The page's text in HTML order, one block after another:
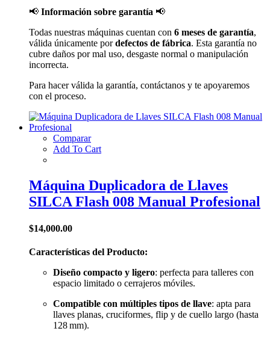
📢 Información sobre garantía 📢
Todas nuestras máquinas cuentan con 6 meses de garantía,
válida únicamente pordefectos de fábrica. Esta garantía no
cubre daños por mal uso, desgaste normal o manipulación
incorrecta.
Para hacer válida la garantía, contáctanos y te apoyaremos
con el proceso.
Comparar
Add To Cart
Máquina Duplicadora de Llaves
SILCA Flash 008 Manual Profesional
$14,000.00
Características del Producto:
Diseño compacto y ligero: perfecta para talleres con
espacio limitado o cerrajeros móviles.
Compatible con múltiples tipos de llave: apta para
llaves planas, cruciformes, flip y de cuello largo (hasta
128 mm).